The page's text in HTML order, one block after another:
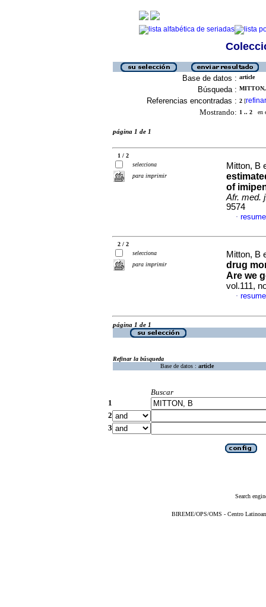
Base de datos : article
Búsqueda :
Referencias encontradas : 2 [refinar
Mostrando: 1 .. 2 en
página 1 de 1
1 / 2
selecciona
para imprimir
Mitton, B
of
Afr. med.
9574
·
2 / 2
selecciona
para imprimir
Mitton, B
drug
Are we
vol.111,
·
página 1 de 1
Refinar la búsqueda
Base de datos : article
Buscar
1
2
3
Search
BIREME/OPS/OMS - Centro